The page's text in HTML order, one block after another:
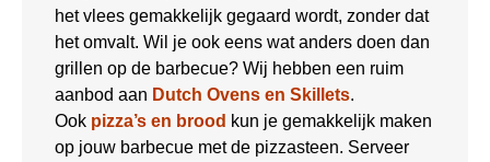
het vlees gemakkelijk gegaard wordt, zonder dat
het omvalt. Wil je ook eens wat anders doen dan
grillen op de barbecue? Wij hebben een ruim
aanbod aan Dutch Ovens en Skillets.
Ook pizza’s en brood kun je gemakkelijk maken
op jouw barbecue met de pizzasteen. Serveer